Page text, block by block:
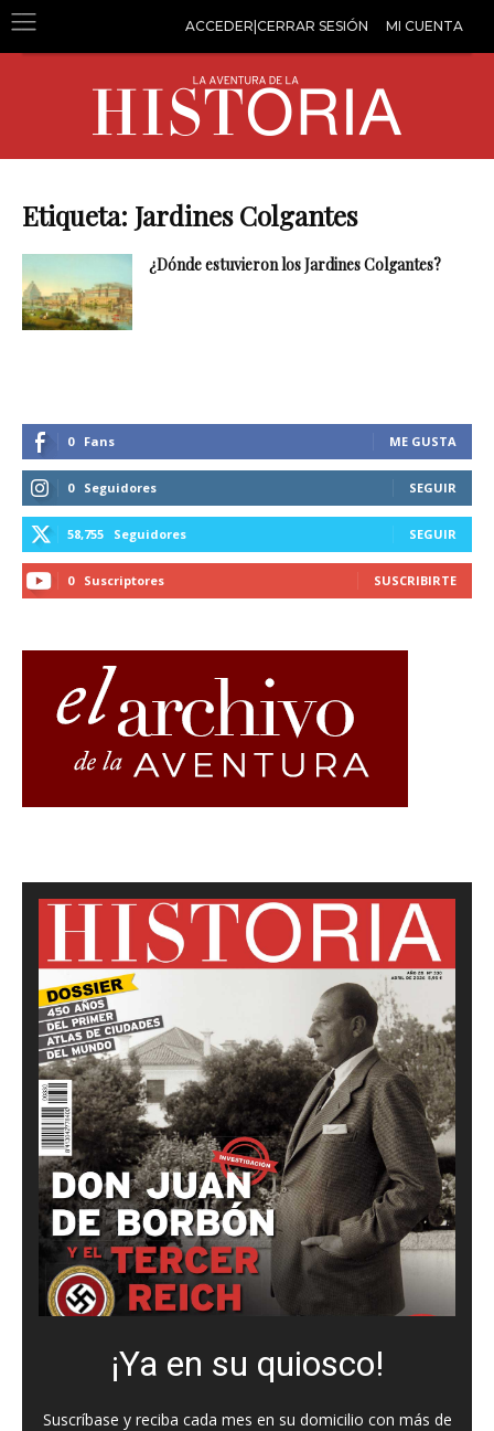
ACCEDER|CERRAR SESIÓN MI CUENTA
Etiqueta: Jardines Colgantes
¿Dónde estuvieron los Jardines Colgantes?
0 Fans ME GUSTA
0 Seguidores SEGUIR
58,755 Seguidores SEGUIR
0 Suscriptores SUSCRIBIRTE
¡Ya en su quiosco!
Suscríbase y reciba cada mes en su domicilio con más de